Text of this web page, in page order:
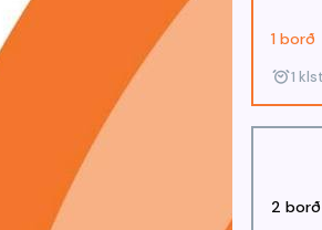
1 borð
1
2 borð